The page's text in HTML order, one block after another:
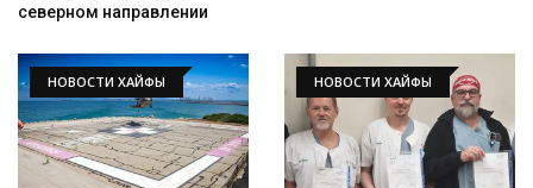
северном направлении
НОВОСТИ ХАЙФЫ НОВОСТИ ХАЙФЫ